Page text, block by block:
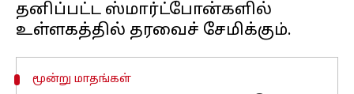
தனிப்பட்ட ஸ்மார்ட்போன்களில்
மூன்று மாதங்கள்